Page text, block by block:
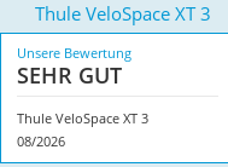
Thule VeloSpace XT 3
Unsere Bewertung
SEHR GUT
Thule VeloSpace XT 3
08/2026